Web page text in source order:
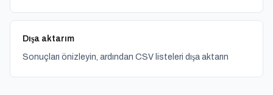
Dışa aktarım
Sonuçları önizleyin, ardından CSV listeleri dışa aktarın